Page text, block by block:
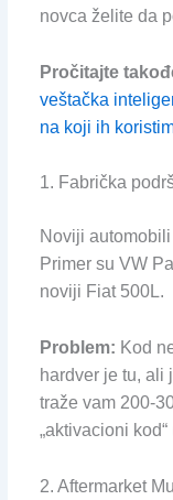
novca želite da
Pročitajte
veštačka
na koji ih
1. Fabrička
Noviji
Primer su VW
noviji Fiat 500L.
Problem: Kod
hardver je tu, ali
traže vam 200-
„aktivacioni
2. Aftermarket